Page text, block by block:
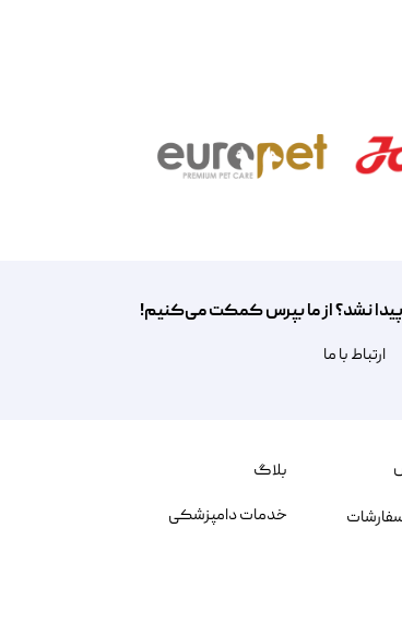
پیدا نشد؟ از ما بپرس کمکت می‌کنیم!
​​​ارتباط با ما
بلاگ
خدمات دامپزشکی